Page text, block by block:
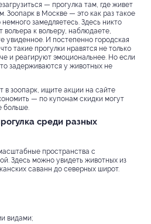
— прогулка там, где живет
Зоопарк в Москве — это как раз такое
замедляетесь. Здесь никто
вольера к вольеру, наблюдаете,
увиденное. И постепенно городская
такие прогулки нравятся не только
и реагируют эмоциональнее. Но если
задерживаются у животных не
в зоопарк, ищите акции на сайте
— по купонам скидки могут
больше.
среди разных
пространства с
Здесь можно увидеть животных из
саванн до северных широт.
видами;